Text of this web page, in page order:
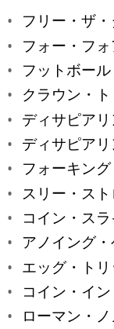
フリー・ザ
フォー・フ
フットボー
クラウン・
ディサピア
ディサピア
フォーキン
スリー・ス
コイン・ス
アノイング
エッグ・トリ
コイン・イ
ローマン・